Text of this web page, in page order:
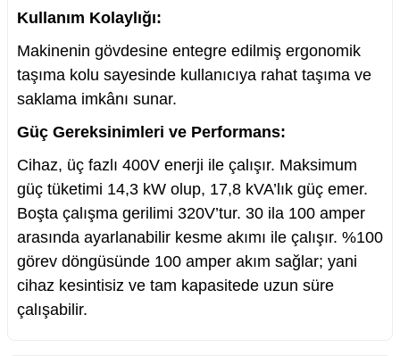
Kullanım Kolaylığı:
Makinenin gövdesine entegre edilmiş ergonomik
taşıma kolu sayesinde kullanıcıya rahat taşıma ve
saklama imkânı sunar.
Güç Gereksinimleri ve Performans:
Cihaz, üç fazlı 400V enerji ile çalışır. Maksimum
güç tüketimi 14,3 kW olup, 17,8 kVA’lık güç emer.
Boşta çalışma gerilimi 320V’tur. 30 ila 100 amper
arasında ayarlanabilir kesme akımı ile çalışır. %100
görev döngüsünde 100 amper akım sağlar; yani
cihaz kesintisiz ve tam kapasitede uzun süre
çalışabilir.